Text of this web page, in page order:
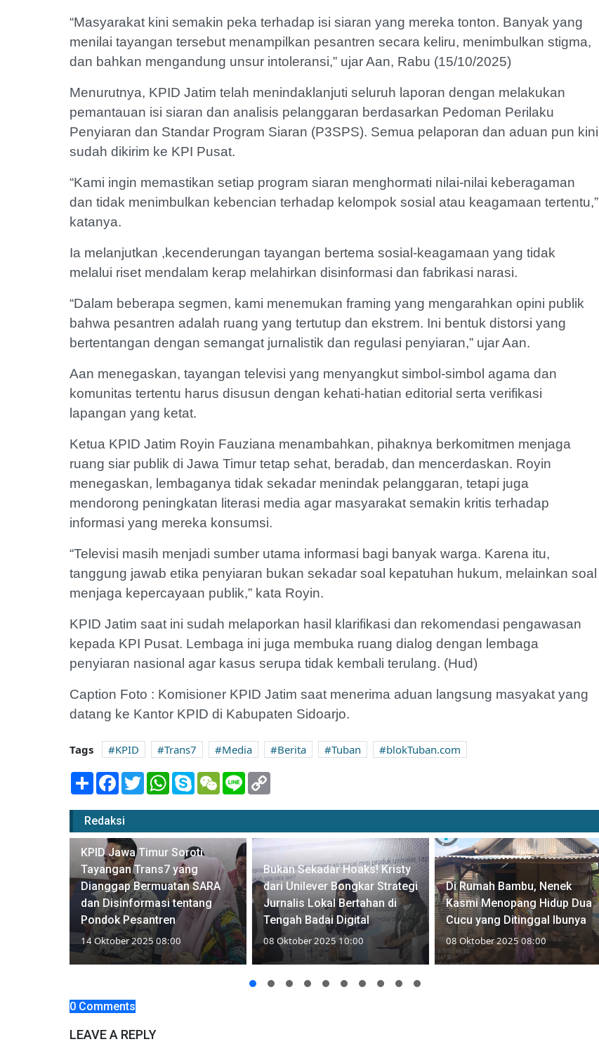
“Masyarakat kini semakin peka terhadap isi siaran yang mereka tonton. Banyak yang
menilai tayangan tersebut menampilkan pesantren secara keliru, menimbulkan stigma,
dan bahkan mengandung unsur intoleransi,” ujar Aan, Rabu (15/10/2025)
Menurutnya, KPID Jatim telah menindaklanjuti seluruh laporan dengan melakukan
pemantauan isi siaran dan analisis pelanggaran berdasarkan Pedoman Perilaku
Penyiaran dan Standar Program Siaran (P3SPS). Semua pelaporan dan aduan pun kini
sudah dikirim ke KPI Pusat.
“Kami ingin memastikan setiap program siaran menghormati nilai-nilai keberagaman
dan tidak menimbulkan kebencian terhadap kelompok sosial atau keagamaan tertentu,”
katanya.
Ia melanjutkan ,kecenderungan tayangan bertema sosial-keagamaan yang tidak
melalui riset mendalam kerap melahirkan disinformasi dan fabrikasi narasi.
“Dalam beberapa segmen, kami menemukan framing yang mengarahkan opini publik
bahwa pesantren adalah ruang yang tertutup dan ekstrem. Ini bentuk distorsi yang
bertentangan dengan semangat jurnalistik dan regulasi penyiaran,” ujar Aan.
Aan menegaskan, tayangan televisi yang menyangkut simbol-simbol agama dan
komunitas tertentu harus disusun dengan kehati-hatian editorial serta verifikasi
lapangan yang ketat.
Ketua KPID Jatim Royin Fauziana menambahkan, pihaknya berkomitmen menjaga
ruang siar publik di Jawa Timur tetap sehat, beradab, dan mencerdaskan. Royin
menegaskan, lembaganya tidak sekadar menindak pelanggaran, tetapi juga
mendorong peningkatan literasi media agar masyarakat semakin kritis terhadap
informasi yang mereka konsumsi.
“Televisi masih menjadi sumber utama informasi bagi banyak warga. Karena itu,
tanggung jawab etika penyiaran bukan sekadar soal kepatuhan hukum, melainkan soal
menjaga kepercayaan publik,” kata Royin.
KPID Jatim saat ini sudah melaporkan hasil klarifikasi dan rekomendasi pengawasan
kepada KPI Pusat. Lembaga ini juga membuka ruang dialog dengan lembaga
penyiaran nasional agar kasus serupa tidak kembali terulang. (Hud)
Caption Foto : Komisioner KPID Jatim saat menerima aduan langsung masyakat yang
datang ke Kantor KPID di Kabupaten Sidoarjo.
Tags KPID Trans7 Media Berita Tuban
blokTuban.com
Share Facebook
TwitterWhatsApp
SkypeWeChatLine
Redaksi
KPID Jawa Timur Soroti
Tayangan Trans7 yang
Dianggap Bermuatan SARA
dan Disinformasi tentang
Pondok Pesantren
14 Oktober 2025 08:00
Bukan Sekadar Hoaks! Kristy
dari Unilever Bongkar Strategi
Jurnalis Lokal Bertahan di
Tengah Badai Digital
08 Oktober 2025 10:00
Di Rumah Bambu, Nenek
Kasmi Menopang Hidup Dua
Cucu yang Ditinggal Ibunya
08 Oktober 2025 08:00
0 Comments
LEAVE A REPLY